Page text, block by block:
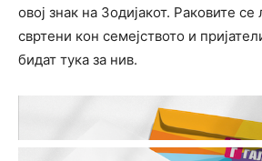
овој знак на Зодијакот. Раковите
свртени кон семејството и
бидат тука за нив.